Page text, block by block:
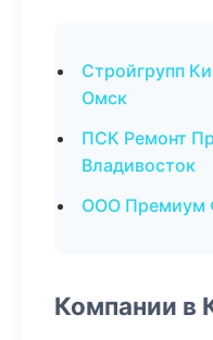
Стройгрупп
Омск
ПСК Ремонт
Владивосток
ООО Премиум
Компании в